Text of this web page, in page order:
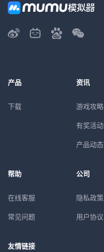
产品
下载
资讯
游戏攻略
有奖活动
产品动态
帮助
在线客服
常见问题
公司
隐私政策
用户协议
友情链接